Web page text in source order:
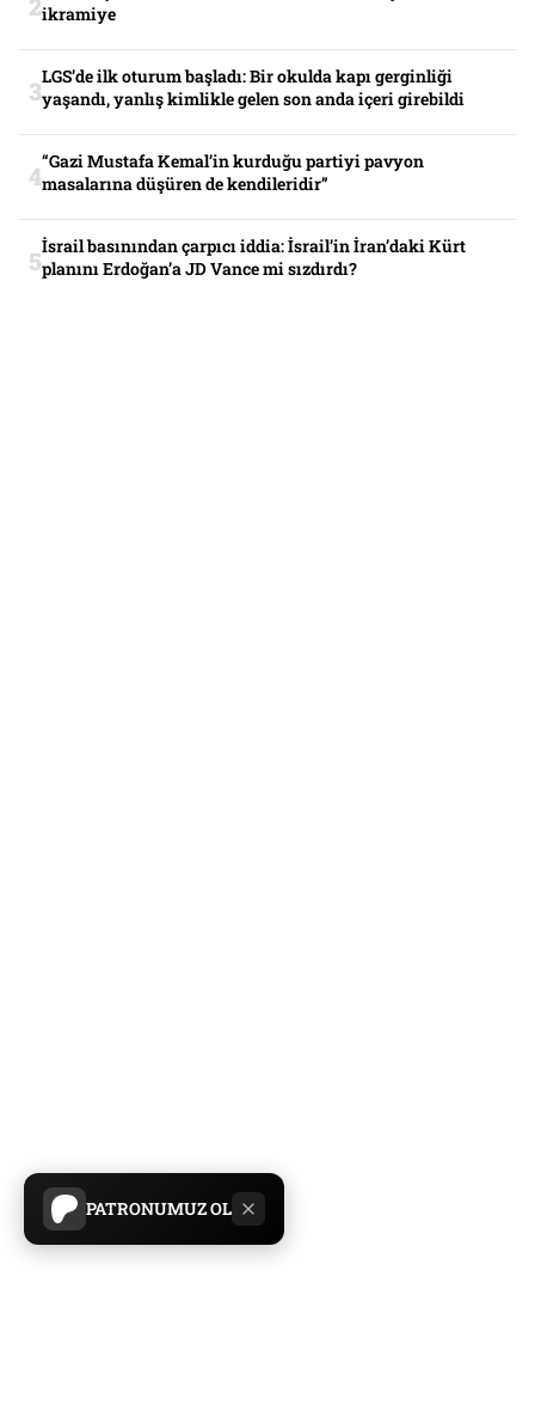
PATRONUMUZ OL
ikramiye
LGS’de ilk oturum başladı: Bir okulda kapı gerginliği
yaşandı, yanlış kimlikle gelen son anda içeri girebildi
“Gazi Mustafa Kemal’in kurduğu partiyi pavyon
masalarına düşüren de kendileridir”
İsrail basınından çarpıcı iddia: İsrail’in İran’daki Kürt
planını Erdoğan’a JD Vance mi sızdırdı?